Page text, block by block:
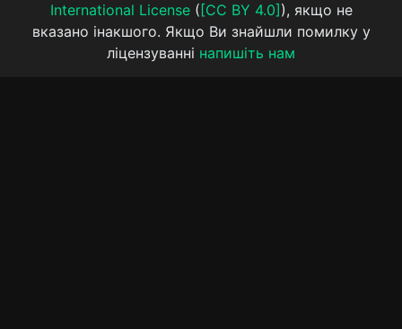
International License( [CC BY 4.0] ), якщо не
вказано інакшого. Якщо Ви знайшли помилку у
ліцензуванні напишіть нам